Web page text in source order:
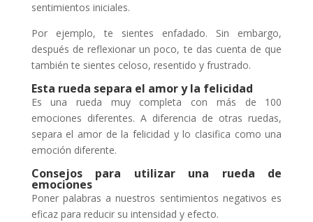
sentimientos iniciales.
Por ejemplo, te sientes enfadado. Sin embargo,
después de reflexionar un poco, te das cuenta de que
también te sientes celoso, resentido y frustrado.
Esta rueda separa el amor y la felicidad
Es una rueda muy completa con más de 100
emociones diferentes. A diferencia de otras ruedas,
separa el amor de la felicidad y lo clasifica como una
emoción diferente.
Consejos para utilizar una rueda de
emociones
Poner palabras a nuestros sentimientos negativos es
eficaz para reducir su intensidad y efecto.